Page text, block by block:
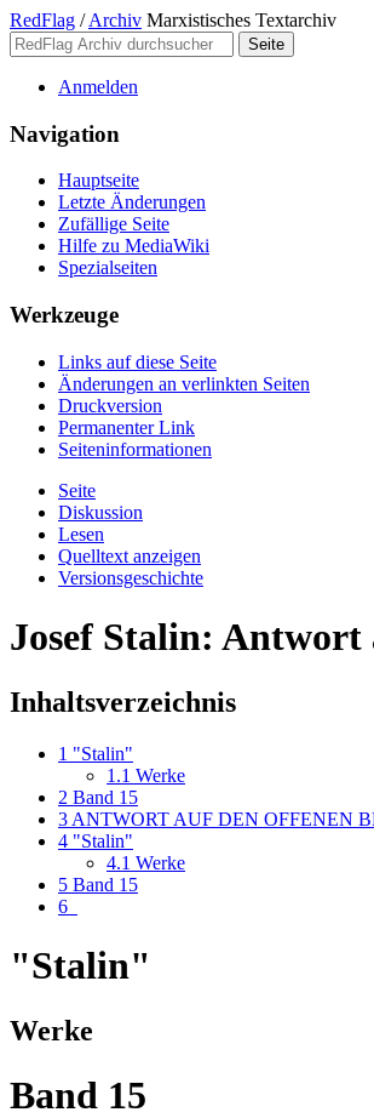
RedFlag / Archiv Marxistisches Textarchiv
Anmelden
Navigation
Hauptseite
Letzte Änderungen
Zufällige Seite
Hilfe zu MediaWiki
Spezialseiten
Werkzeuge
Links auf diese Seite
Änderungen an verlinkten Seiten
Druckversion
Permanenter Link
Seiten­­informationen
Seite
Diskussion
Lesen
Quelltext anzeigen
Versionsgeschichte
Josef Stalin: Antwort
Inhaltsverzeichnis
1 "Stalin"
1.1 Werke
2 Band 15
3 ANTWORT AUF DEN OFFENEN
4 "Stalin"
4.1 Werke
5 Band 15
6
"Stalin"
Werke
Band 15